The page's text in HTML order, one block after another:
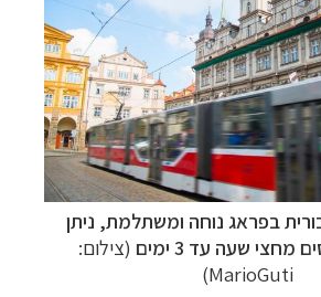
בפראג נוחה ומשתלמת, ניתן
שעה עד 3 ימים
(צילום:
MarioGuti)